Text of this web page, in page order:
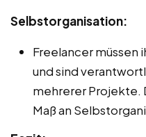
Selbstorganisation:
Freelancer müssen
und sind
mehrerer Projekte.
Maß an